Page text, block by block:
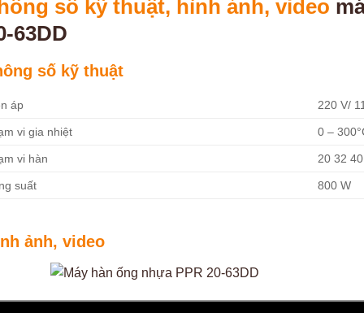
số kỹ thuật, hình ảnh, video
63DD
số kỹ thuật
áp 220 V/
vi gia nhiệt 0 –
vi hàn 20 32
suất 800 W
ảnh, video